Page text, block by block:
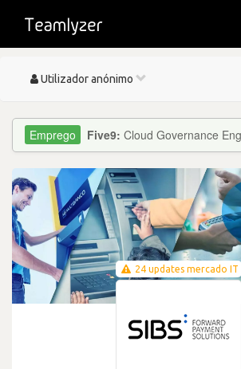
Toggle
Utilizador anónimo
Five9: Cloud Governance
24 updates mercado IT